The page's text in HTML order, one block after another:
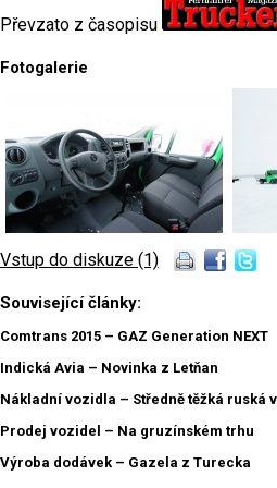
Převzato z časopisu
Fotogalerie
Vstup do diskuze (1)
Související články:
Comtrans 2015 – GAZ Generation NEXT
Indická Avia – Novinka z Letňan
Nákladní vozidla – Středně těžká ruská
Prodej vozidel – Na gruzínském trhu
Výroba dodávek – Gazela z Turecka